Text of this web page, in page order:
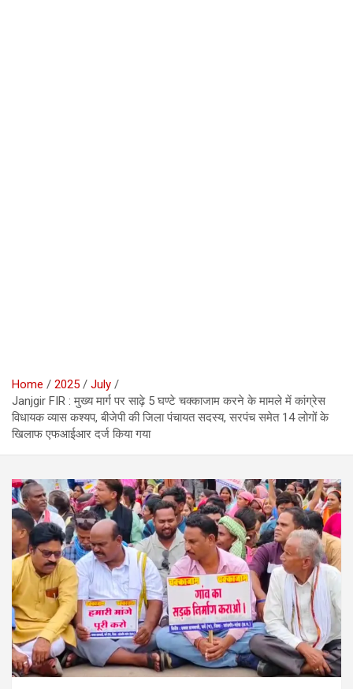
Home 2025
July
Janjgir FIR : मुख्य मार्ग पर साढ़े 5 घण्टे चक्काजाम करने के मामले में कांग्रेस
विधायक व्यास कश्यप, बीजेपी की जिला पंचायत सदस्य, सरपंच समेत 14 लोगों के
खिलाफ एफआईआर दर्ज किया गया